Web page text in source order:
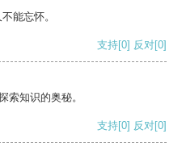
能忘怀。
支持[0] 反对[0]
索知识的奥秘。
支持[0] 反对[0]